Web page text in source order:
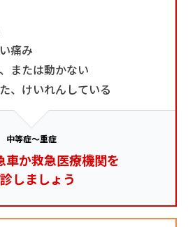
痛み
または動かない
、けいれんしている
中等症～重症
車か救急医療機関を
しましょう